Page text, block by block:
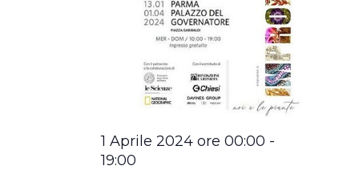
1 Aprile 2024 ore 00:00 -
19:00